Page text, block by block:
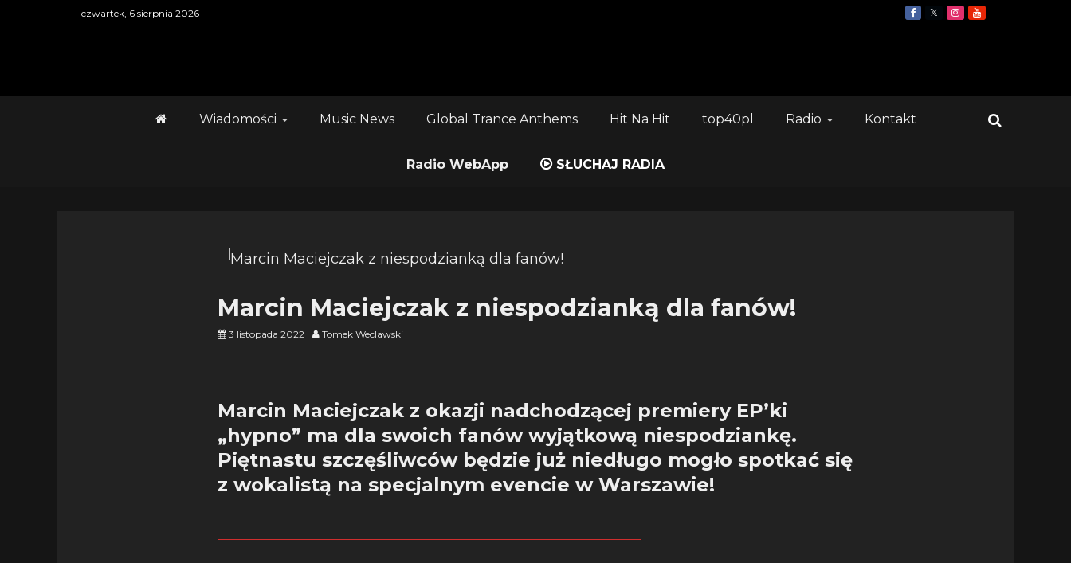
czwartek, 6 sierpnia 2026
Wiadomości Music News Global Trance Anthems Hit Na Hit top40pl Radio Kontakt
Radio WebApp SŁUCHAJ RADIA
Marcin Maciejczak z niespodzianką dla fanów!
3 listopada 2022 Tomek Weclawski
Marcin Maciejczak z okazji nadchodzącej premiery EP’ki
„hypno” ma dla swoich fanów wyjątkową niespodziankę.
Piętnastu szczęśliwców będzie już niedługo mogło spotkać się
z wokalistą na specjalnym evencie w Warszawie!